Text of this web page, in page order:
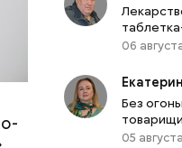
06
Без
05